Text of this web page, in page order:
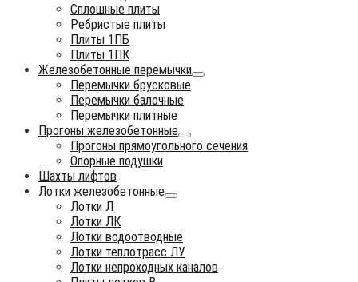
Сплошные плиты
Ребристые плиты
Плиты 1ПБ
Плиты 1ПК
Железобетонные перемычки
Перемычки брусковые
Перемычки балочные
Перемычки плитные
Прогоны железобетонные
Прогоны прямоугольного сечения
Опорные подушки
Шахты лифтов
Лотки железобетонные
Лотки Л
Лотки ЛК
Лотки водоотводные
Лотки теплотрасс ЛУ
Лотки непроходных каналов